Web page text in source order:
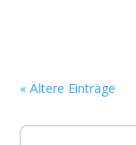
« Ältere Einträge